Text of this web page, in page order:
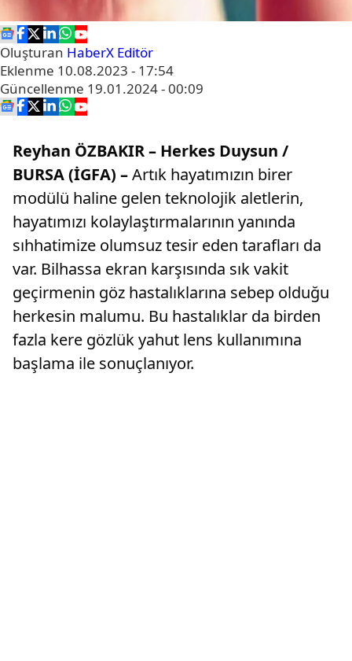
Oluşturan HaberX Editör
Eklenme 10.08.2023 - 17:54
Güncellenme 19.01.2024 - 00:09
Reyhan ÖZBAKIR – Herkes Duysun /
BURSA (İGFA) –Artık hayatımızın birer
modülü haline gelen teknolojik aletlerin,
hayatımızı kolaylaştırmalarının yanında
sıhhatimize olumsuz tesir eden tarafları da
var. Bilhassa ekran karşısında sık vakit
geçirmenin göz hastalıklarına sebep olduğu
herkesin malumu. Bu hastalıklar da birden
fazla kere gözlük yahut lens kullanımına
başlama ile sonuçlanıyor.